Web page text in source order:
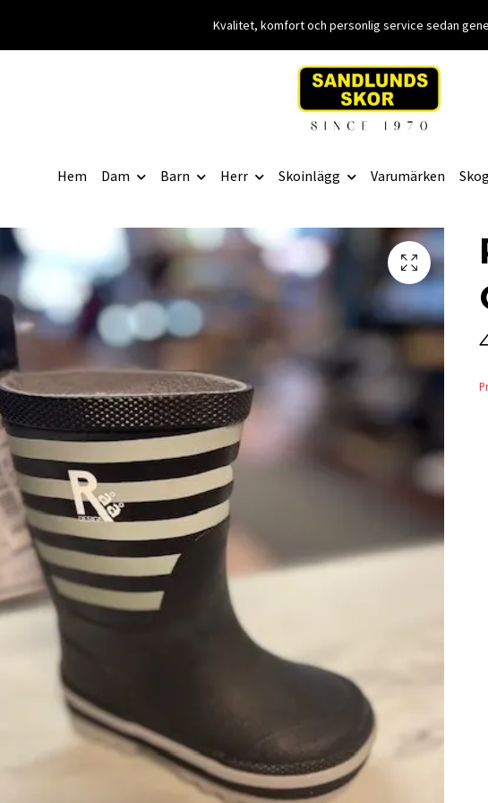
Kvalitet, komfort och personlig service sedan
Hem Dam Barn Herr Skoinlägg Varumärken